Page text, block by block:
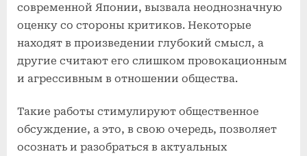
современной Японии, вызвала неоднозначную
оценку со стороны критиков. Некоторые
находят в произведении глубокий смысл, а
другие считают его слишком провокационным
и агрессивным в отношении общества.
Такие работы стимулируют общественное
обсуждение, а это, в свою очередь, позволяет
осознать и разобраться в актуальных